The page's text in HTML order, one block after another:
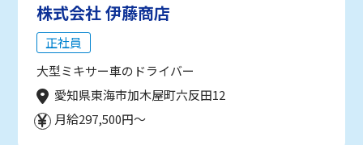
株式会社 伊藤商店
正社員
大型ミキサー車のドライバー
愛知県東海市加木屋町六反田12
月給297,500円～